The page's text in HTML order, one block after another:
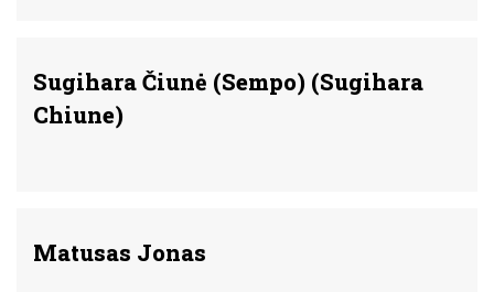
Sugihara Čiunė (Sempo) (Sugihara
Chiune)
Matusas Jonas